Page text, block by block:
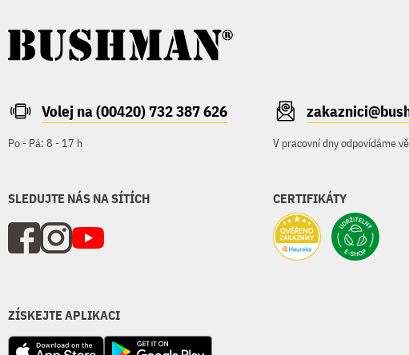
Volej na (00420) 732 387 626
Po - Pá: 8 - 17 h V pracovní dny odpovídáme
SLEDUJTE NÁS NA SÍTÍCH CERTIFIKÁTY
ZÍSKEJTE APLIKACI